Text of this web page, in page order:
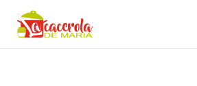
contenido